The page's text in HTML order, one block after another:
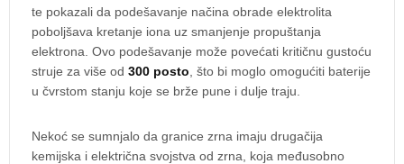
te pokazali da podešavanje načina obrade elektrolita
poboljšava kretanje iona uz smanjenje propuštanja
elektrona. Ovo podešavanje može povećati kritičnu gustoću
struje za više od 300 posto , što bi moglo omogućiti baterije
u čvrstom stanju koje se brže pune i dulje traju.
Nekoć se sumnjalo da granice zrna imaju drugačija
kemijska i električna svojstva od zrna, koja međusobno